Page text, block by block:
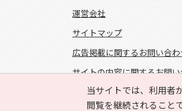
当サイトでは、利用者
閲覧を継続されること
運営会社
サイトマップ
広告掲載に関するお問い合わ
サイトの内容に関するお問
FOLLOW US!